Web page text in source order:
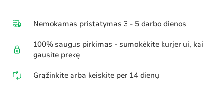
Nemokamas pristatymas 3 - 5 darbo dienos
100% saugus pirkimas - sumokėkite kurjeriui, kai
gausite prekę
Grąžinkite arba keiskite per 14 dienų